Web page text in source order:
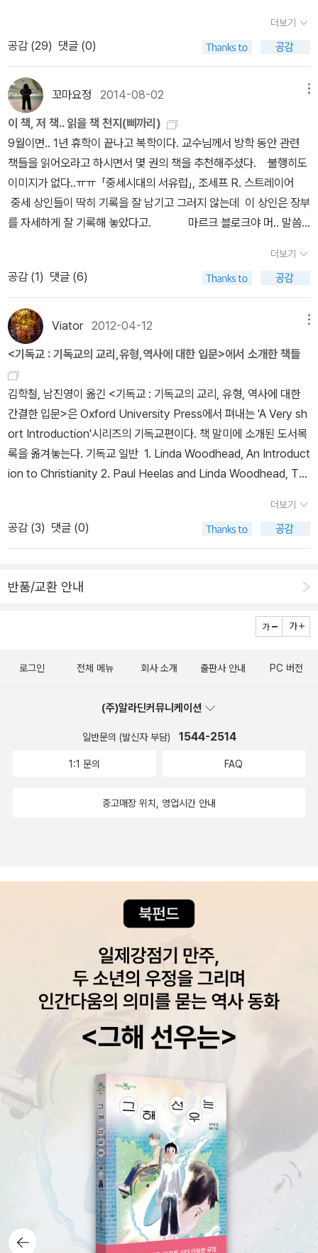
명 일체라고 규정한다. 이른바, '장기(長期) 중세(Long Moyen Ag
e)'다.1964년 자크 르고프의 '장기(長期:long)' 시대 개념은 1962
년 영국 역사학자 에릭 홉스봄(Eric Hobsbawm)이 [혁명의 시대]
(1962)에서 19세기를 1789년 프랑스혁명으로부터 1914년 제1차
대전 이전의 '좋은 시절(벨라 에포크 : Belle Epoque)'까지 규정
한 '장기 19세기'로 익숙한 개념이다.자크 르고프의 '장기 중세'는 9~
14세기의 구간만이 아닌, 4~5세기 고트족과 반달족, 프랑크족과 롬
바르드족 등의 게르만 왕조로부터 19세기 산업혁명까지 이어지는 문
명과 '계급투쟁'의 역사 전체다. 또한 고대의 개인주의의 반명제로
서 '전체주의'와 '총체성'의 시작이기도 하다"인문주의자들은 중세, 달
리 말하면 과학과 예술과 문학을 통해 빛을 발하던 찬란한 두 시대 사
귀하는 것이 '근대적'이라는 주장을 통해서다. 그것은 하나의 '문화혁
9세기까지 유럽 사회에서 지속되었으며, 이를 통해 우리는 이러한 1,
500년 동안의 단일성을 파악할 수 있다... 봉건제도가 지배했던 '장
기 중세'는 악마와 선한 신의 투쟁의 역사다. 사탄은 '장기 중세'의 초
기에 태어나서 말기에 죽었다."- [서양중세문명], <시론 - 장기 중세
를 위하여>, 자크 르고프, 1983.자크 르고프의 [서양중세문명]의 초
판은 1964년에 나왔고 저자는 도판과 <에필로그>를 빼고 <프롤로
그>를 다시 쓴 개정판을 1984년에 다시 내기 전인 1983년에 이 '장
기 중세'에 관한 시론 '장기 중세를 위하여(Pour un Long Moye
n Age)'를 통해 중세를 장기적으로 4세기부터 19세기까지의 1,500
년으로 잡아보고 있다. 9세기와 14세기 등의 몇 번의 '르네상스'적 혁
신을 거쳤으나 기본적으로는 이 흐름은 '단절'이 아닌 '연속'의 역사라
다 우세해 보일 정도로 서양이 로마제국 말기 이래로 '연속'으로 기
기)>, 자크 르고프, 1964.이러한 '연속'의 '장기 중세' 관점에서 저자
착 및 재편과 11~15세기 기독교 세계의 형성 및 위기를 사회구성체
지소유관계와 봉건적 봉신계약, 상부구조로서 주요한 지배 이데올로
세 '사회사'의 역사관이다.이어지는 <2부. 중세 문명>에서는 상부구
조인 사상적 문명을 여러가지로 서술하는데, 고대 로마의 광활하
세의 성채들과 농촌, 도시의 발전이라는 '공간'과 신에 의해 시작과 끝
이 말해주듯, 유럽에 국한되기는 했지만 '장기 중세'라는 레테르에 걸
맞게 고대와 근대까지 '연속'으로 아우르는 중세의 모든 것을 망라하
고자 하는 역사학자 자크 르고프의 학문적 의지가 돋보인다."신의 시
고 시간에 비순환적인 직선적 의미를 부여했다. 역사가 시작과 끝
을 갖는다는 것, 이것은 매우 중요한 주장이다. 이러한 시작과 끝은 실
증적인 동시에 규범적이고, 역사적인 동시에 신학적이다."- [서양중
64.4~5세기 중세 초 마니교와 같은 선악이분법 '이단'에 의해 태어
다는데, 기독교 사상이 자본주의적 물신숭배에 지배이념 자리를 내
준 이후 자본이 신이자 악마의 강력한 복합체로 등장했기 때문이겠
다.기아와 전염병 등의 극한상황이 일상이었던 '자크리(Jacqueri
e)'들의 농민반란이 내세운 '천년왕국'은 19세기 대다수가 된 노동계
급이 이어받았다. 20세기까지민 해도 프롤레타리아트의 역사적 임무
는 공산주의적 무계급사회인 '천년공화정'의 건설이었다.혁명의 '단
절' 속에도 장기 중세의 '연속'이 있다."대다수 농민은 영양실조와 기
아와 전염병 등으로 극한상황에 처해 있었다. 후대에 프랑스에서 '자
크리(Jacquerie)난'이라 불렀던 농민반란이 엄청난 절망적인 힘
신을 키워 준 주군 샤를마뉴에 관한 수많은 추억이 떠올랐다. 그러자
눈물과 한숨이 흘러나와 참을 수가 없었다.CXXXVI. Le Comte Rol
and se couche sous un pin: vers l'Espagne il a tourné visag
e. De bien des choses lui vient le souvenir: de tant de terre
s qu'il a conquises, le baron, de douce France, des homme
s de son lignage, de Charlemange, son seigneur, qui l'a nour
ri; il ne peut s'empêcher d'en pleurer et d'en soupirer. 원문
보기 https://www.hs-augsburg.de/~harsch/gallica/Chronol
ogie/11siecle/Roland/rol_ch00.html3. 궁정풍 이야기 Roman
courtois (1152~1259년경) - 『트리스탄과 이죄 Tristan et Yseu
t』(1170년경)를 비롯하여... '부인(?), 일어나세요. 제가 가까이 갈
수 있도록 해주세요. 정말이지 당신보다는 나에게 슬퍼할 사연이 더
많아요. 내가 그를 더 사랑했으니까요.' «Dame, relevez-vous et l
us, croyez-m’en. Je l’ai plus aimé.» 독일 판 트리스탄. 바그너의
음반들은 패스...4. 서민문학 - 『르나르 이야기 Le Roman de Rena
rt』(1200년경) 샹트클레르는 그에게 왁자한 웃음을 터뜨린다... Ch
antecler lui jeta un éclat de rire...- 르나르와 샹트클레르 Renar
d et Chantecler의 마지막 문장5. 중세 말 - 비용, 『유언집 Le Test
ament』(1461~1462) 사람들이여, 이건 전혀 빈정거리는 것이 아
니니, 대신 하느님께 우리 모두가 용서받을 수 있도록 기도해 주길!
Hommes, ici n'a point de moquerie; Mais priez Dieu que to
us nous veuille absoudre!- François Villon, 교수형 당하는 자
는가? Mais où sont les neiges d'antan?- François Villon, 옛
날 귀부인들의 노래 Ballade des dames du temps jadis6. 이형식
교수님께서 옮기신 책은 위에 등장한 책들 말고도 아주 많다. 건국대
요망!7. 일반론
더보기
공감 (29) 댓글 (0)
꼬마요정 2014-08-02
이 책, 저 책.. 읽을 책 천지(삐까리)
9월이면.. 1년 휴학이 끝나고 복학이다. 교수님께서 방학 동안 관련
책들을 읽어오라고 하시면서 몇 권의 책을 추천해주셨다. 불행히도
이미지가 없다..ㅠㅠ 「중세시대의 서유럽」, 조세프 R. 스트레이어
중세 상인들이 딱히 기록을 잘 남기고 그러지 않는데 이 상인은 장부
를 자세하게 잘 기록해 놓았다고. 마르크 블로크야 머.. 말씀
알려주신다. 네.. 조르주 뒤비로군요.. 네.. 읽어야겠죠..ㅠ
ㅠ 요건.. 몇 년 전에 읽으려고 사서.. 아직도 다 못 읽고 앞에
서만 놀고 있는데.. 네.. 자크 르 꼬끄가 빠지면 안 되겠죠? 그
래서 이번에 큰 맘 먹고 책들을 사기 시작했는데.. 허허허 읽고 있는
책이 쟤들이 아니네.. 몇 년 만인가.. 근 15년 만에 새 책으로 읽었
다. 어린 시절 갖고 있던 데미안은 검푸른 색의 표지였는데 아직도
있지만, 왠지 새 책으로 읽고 싶어 사 버렸다. 어릴 때 허세 부리기 딱
좋은 책이었는데.. 지금 읽으니.. 완전 새롭다. 당황스러울만큼. 나이
가 더 들어 다시 읽으면 그 땐 또 어떤 느낌일까. 책을 읽고 서평을
쓰는 건 정말 어려운데.. 이 책이 가진 상상력 때문에 더 더욱 쓰기 힘
들다. 둔황에 가고 싶다. 제인 오스틴.. 난 그녀의 주인
공들이 너무 좋다. 티비에서 보고 샀다. 재미있다. 아주 놀랍게
더보기
공감 (1) 댓글 (6)
Viator2012-04-12
<기독교 : 기독교의 교리,유형,역사에 대한 입문>에서 소개한 책들
김학철, 남진영이 옮긴 <기독교 : 기독교의 교리, 유형, 역사에 대한
간결한 입문>은 Oxford University Press에서 펴내는 'A Very sh
ort Introduction'시리즈의 기독교편이다. 책 말미에 소개된 도서목
록을 옮겨놓는다. 기독교 일반 1. Linda Woodhead, An Introduct
ion to Christianity 2. Paul Heelas and Linda Woodhead, Th
uality 제1장 역사적 예수 3. E. P. Sanders, The Historical Figur
e of Jesus4. Dominic Crossan, Jesus : A Revolutionary Bio
graphy(<예수>로 번역출간됨) 신약성서의 예수 이미지 5. Paula
Testament Images of Jesus 초기 기독교 6. Walter Bauer, Ort
hodoxy and Heresy in Earliest Christianity (Philadelphia, 19
속의 예수 8. Gabriele Finaldi(ed.), The Image of Christ 9. Jar
he History of Culture(<예수의 역사 2000년>으로 번역출간) 기
독교문화 10. Geoffrey Barraclough (ed.), The Christian Worl
te, A Brief History of Christian Worship 제3장 기독교와 제국 1
ale, 1984) 기독교왕국의 성장 13. Judith Herrin, The Formatio
리즈 중 중세편으로 <중세교회사>로 번역출간) 16. Jacques Le G
off, Medieval Civilization 400-1500(<서양중세문명>으로 번역
출간) 중세신학 17. Jaroslav Pelikan, The Growth of Medieval
Theology (600-1300) 프로테스탄트 종교개혁 18. Patrick Colli
nson, The Reformation(<종교개혁>으로 번역출간) 19. Diarma
id MacCulloch, Reformation : Europe's House Divided 149
0-1700 가톨릭 개혁 20. Michael Mullett, The Catholic Refor
mation 초기 금욕주의와 수도자운동 21. Peter Brown, The Bod
y and Society : Men, Women, and Sexual Renunciation in E
arly Christianity 서방의 수도자운동 22. C. H.Lawrence, Medie
val Monasticism : Forms of Religious Life in Western Europ
e in the Middle Ages 신비주의 : 동방과 서방 23. Bernard Mcgi
nn and John Meyendorff (eds), Christian Spirituality, two v
olumes 프로테스탄트 급진주의 24. George H. Williams, The R
adical Reformation(Philadelphia, 1962) 제5장신앙고백적 기독
교 25. Felipe Fernandez Armesto and Derek Wilson, Reform
ation : Christianity and the World 1500-200 (London, 199
6)기독교와 프랑스대혁명 26. John McManners, The French R
더보기
공감 (3) 댓글 (0)
반품/교환 안내
뒤로가
기
로그인 전체 메뉴 회사 소개 출판사 안내 PC 버전
(주)알라딘커뮤니케이션
일반문의 (발신자 부담) 1544-2514
1:1 문의 FAQ
중고매장 위치, 영업시간 안내